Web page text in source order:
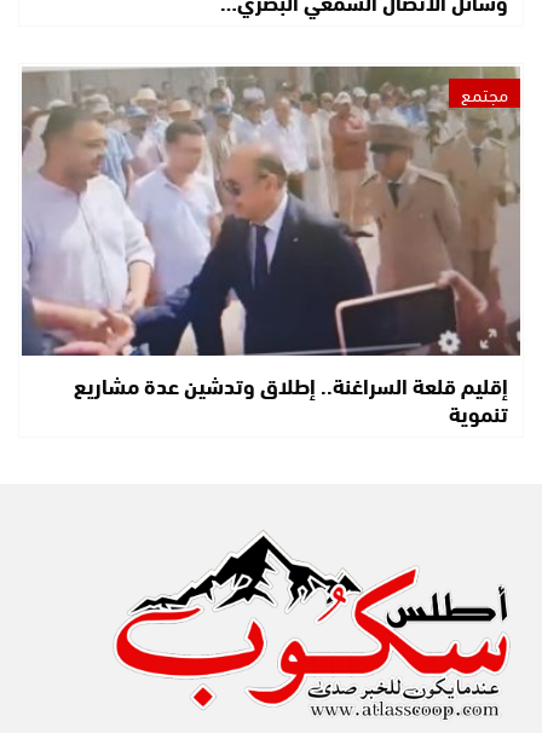
مجتمع
إقليم قلعة السراغنة.. إطلاق وتدشين عدة مشاريع
تنموية